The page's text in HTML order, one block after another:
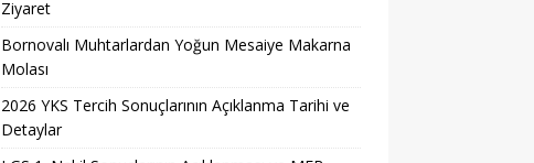
Ziyaret
Bornovalı Muhtarlardan Yoğun Mesaiye Makarna
Molası
2026 YKS Tercih Sonuçlarının Açıklanma Tarihi ve
Detaylar